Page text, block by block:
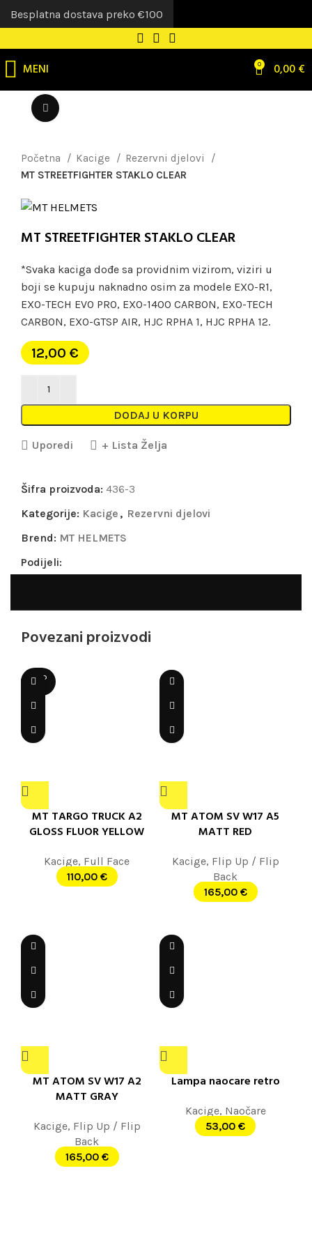
MENI 0 0,00€
Početna Kacige
Rezervni djelovi
MT STREETFIGHTER STAKLO CLEAR
MT STREETFIGHTER STAKLO CLEAR
*Svaka kaciga dođe sa providnim vizirom, viziri u
boji se kupuju naknadno osim za modele EXO-R1,
EXO-TECH EVO PRO, EXO-1400 CARBON, EXO-TECH
CARBON, EXO-GTSP AIR, HJC RPHA 1, HJC RPHA 12.
12,00 €
DODAJ U KORPU
Uporedi + Lista Želja
Šifra proizvoda: 436-3
Kategorije: Kacige , Rezervni djelovi
Brend: MT HELMETS
Podijeli:
Povezani proizvodi
SOLD
OUT
MT TARGO TRUCK A2
GLOSS FLUOR YELLOW
Kacige, Full Face
110,00 €
MT ATOM SV W17 A5
MATT RED
Kacige, Flip Up / Flip
Back
165,00 €
MT ATOM SV W17 A2
MATT GRAY
Kacige, Flip Up / Flip
Back
165,00 €
Lampa naocare retro
Kacige, Naočare
53,00 €
Besplatna dostava preko €100